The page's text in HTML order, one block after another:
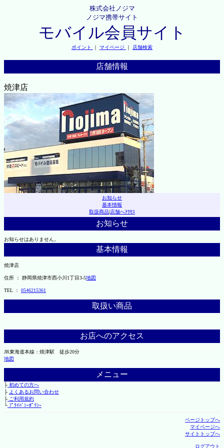
株式会社ノジマ
ノジマ携帯サイト
モバイル会員サイト
ポイント ｜ マイページ ｜ 店舗検索
店舗情報
焼津店
お知らせ
基本情報
取扱商品|店舗へｱｸｾｽ
お知らせ
お知らせはありません。
基本情報
焼津店
住所 ： 静岡県焼津市西小川1丁目3-5地図
TEL ： 0546215361
取扱い商品
お店へのアクセス
JR東海道本線：焼津駅 徒歩20分
地図
メニュー
├初めての方へ
├ よくあるお問い合わせ
├ご利用規約
└ﾌﾟﾗｲﾊﾞｼｰﾎﾟﾘｼｰ
ページトップへ
マイページへ
サイトトップへ
ログアウト